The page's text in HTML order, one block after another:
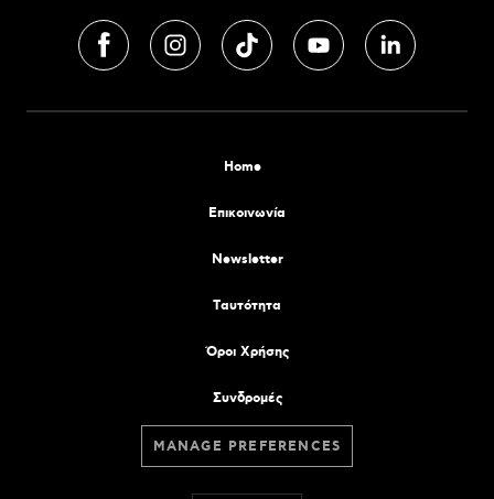
Home
Επικοινωνία
Newsletter
Tαυτότητα
Όροι Χρήσης
Συνδρομές
MANAGE PREFERENCES